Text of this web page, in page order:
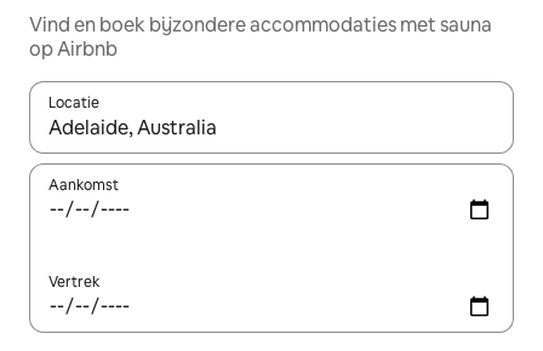
Vind en boek bijzondere accommodaties met sauna
op Airbnb
Locatie
Wanneer er suggesties beschikbaar zijn, maak je een keuze
Aankomst
Vertrek